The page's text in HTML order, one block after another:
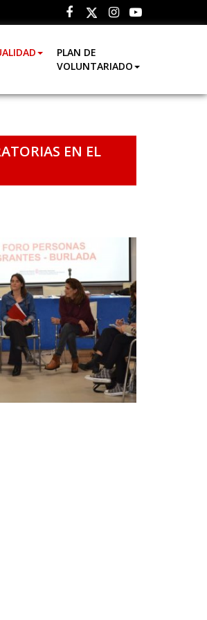
Facebook
Twitter
Instagram
Youtube
PLAN DE
VOLUNTARIADO
EN EL